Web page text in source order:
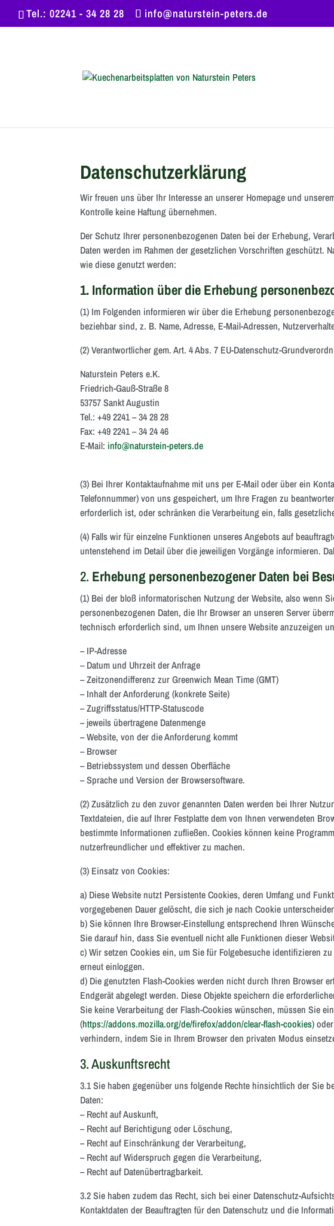
Tel.: 02241 - 34 28 28 info@naturstein-peters.de
Datenschutzerklärung
Wir freuen uns über Ihr Interesse an unserer Homepage und
Kontrolle keine Haftung übernehmen.
Der Schutz Ihrer personenbezogenen Daten bei der Erhebung,
Daten werden im Rahmen der gesetzlichen Vorschriften geschützt.
wie diese genutzt werden:
1. Information über die Erhebung
(1) Im Folgenden informieren wir über die Erhebung
beziehbar sind, z. B. Name, Adresse, E-Mail-Adressen,
(2) Verantwortlicher gem. Art. 4 Abs. 7 EU-Datenschutz-
Naturstein Peters e.K.
Friedrich-Gauß-Straße 8
53757 Sankt Augustin
Tel.: +49 2241 – 34 28 28
Fax: +49 2241 – 34 24 46
E-Mail: info@naturstein-peters.de
(3) Bei Ihrer Kontaktaufnahme mit uns per E-Mail oder über ein
Telefonnummer) von uns gespeichert, um Ihre Fragen zu
erforderlich ist, oder schränken die Verarbeitung ein, falls
(4) Falls wir für einzelne Funktionen unseres Angebots auf
untenstehend im Detail über die jeweiligen Vorgänge informieren.
2. Erhebung personenbezogener Daten bei
(1) Bei der bloß informatorischen Nutzung der Website, also wenn
personenbezogenen Daten, die Ihr Browser an unseren Server
technisch erforderlich sind, um Ihnen unsere Website anzuzeigen
– IP-Adresse
– Datum und Uhrzeit der Anfrage
– Zeitzonendifferenz zur Greenwich Mean Time (GMT)
– Inhalt der Anforderung (konkrete Seite)
– Zugriffsstatus/HTTP-Statuscode
– jeweils übertragene Datenmenge
– Website, von der die Anforderung kommt
– Browser
– Betriebssystem und dessen Oberfläche
– Sprache und Version der Browsersoftware.
(2) Zusätzlich zu den zuvor genannten Daten werden bei Ihrer
Textdateien, die auf Ihrer Festplatte dem von Ihnen verwendeten
bestimmte Informationen zufließen. Cookies können keine
nutzerfreundlicher und effektiver zu machen.
(3) Einsatz von Cookies:
a) Diese Website nutzt Persistente Cookies, deren Umfang und
vorgegebenen Dauer gelöscht, die sich je nach Cookie
b) Sie können Ihre Browser-Einstellung entsprechend Ihren
Sie darauf hin, dass Sie eventuell nicht alle Funktionen dieser
c) Wir setzen Cookies ein, um Sie für Folgebesuche identifizieren
erneut einloggen.
d) Die genutzten Flash-Cookies werden nicht durch Ihren Browser
Endgerät abgelegt werden. Diese Objekte speichern die
Sie keine Verarbeitung der Flash-Cookies wünschen, müssen Sie
(https://addons.mozilla.org/de/firefox/addon/clear-flash-cookies)
verhindern, indem Sie in Ihrem Browser den privaten Modus
3. Auskunftsrecht
3.1 Sie haben gegenüber uns folgende Rechte hinsichtlich der Sie
Daten:
– Recht auf Auskunft,
– Recht auf Berichtigung oder Löschung,
– Recht auf Einschränkung der Verarbeitung,
– Recht auf Widerspruch gegen die Verarbeitung,
– Recht auf Datenübertragbarkeit.
3.2 Sie haben zudem das Recht, sich bei einer Datenschutz-
Kontaktdaten der Beauftragten für den Datenschutz und die